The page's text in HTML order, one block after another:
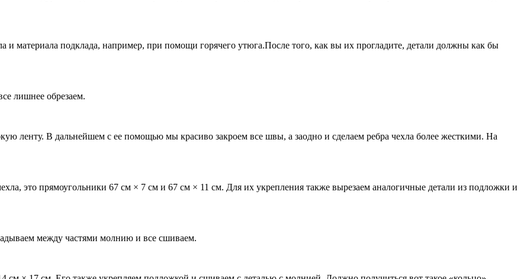
и материала подклада, например, при помощи горячего утюга.После того, как вы их прогладите, детали должны как бы
лишнее обрезаем.
ленту. В дальнейшем с ее помощью мы красиво закроем все швы, а заодно и сделаем ребра чехла более жесткими. На
это прямоугольники 67 см × 7 см и 67 см × 11 см. Для их укрепления также вырезаем аналогичные детали из подложки и
между частями молнию и все сшиваем.